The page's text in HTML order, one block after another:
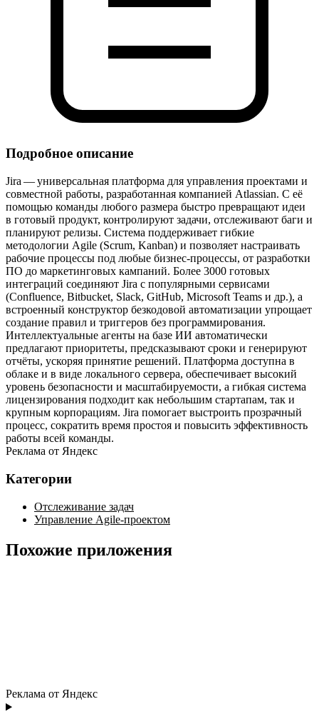
Подробное описание
Jira — универсальная платформа для управления проектами и
совместной работы, разработанная компанией Atlassian. С её
помощью команды любого размера быстро превращают идеи
в готовый продукт, контролируют задачи, отслеживают баги и
планируют релизы. Система поддерживает гибкие
методологии Agile (Scrum, Kanban) и позволяет настраивать
рабочие процессы под любые бизнес‑процессы, от разработки
ПО до маркетинговых кампаний. Более 3000 готовых
интеграций соединяют Jira с популярными сервисами
(Confluence, Bitbucket, Slack, GitHub, Microsoft Teams и др.), а
встроенный конструктор безкодовой автоматизации упрощает
создание правил и триггеров без программирования.
Интеллектуальные агенты на базе ИИ автоматически
предлагают приоритеты, предсказывают сроки и генерируют
отчёты, ускоряя принятие решений. Платформа доступна в
облаке и в виде локального сервера, обеспечивает высокий
уровень безопасности и масштабируемости, а гибкая система
лицензирования подходит как небольшим стартапам, так и
крупным корпорациям. Jira помогает выстроить прозрачный
процесс, сократить время простоя и повысить эффективность
работы всей команды.
Реклама от Яндекс
Категории
Отслеживание задач
Управление Agile-проектом
Похожие приложения
Реклама от Яндекс